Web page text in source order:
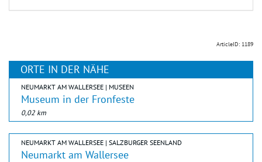
ArticleID: 1189
ORTE IN DER NÄHE
NEUMARKT AM WALLERSEE | MUSEEN
Museum in der Fronfeste
0,02 km
NEUMARKT AM WALLERSEE | SALZBURGER SEENLAND
Neumarkt am Wallersee